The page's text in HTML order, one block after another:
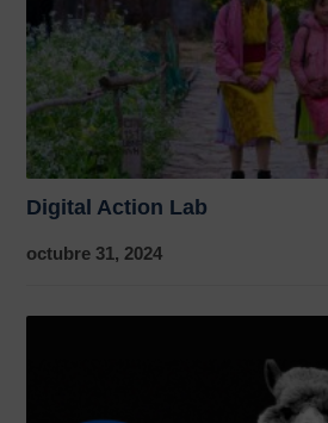
Digital Action Lab
octubre 31, 2024